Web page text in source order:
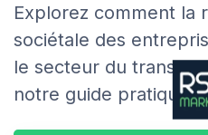
Explorez comment la
sociétale des
le secteur du
notre guide pratique